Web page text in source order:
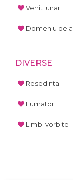
Venit lunar
Domeniu de
DIVERSE
Resedinta
Fumator
Limbi vorbite